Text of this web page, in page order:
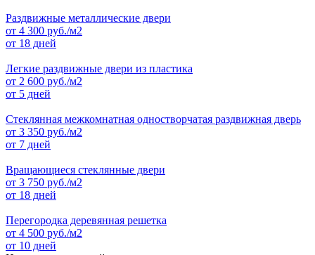
Раздвижные металлические двери
от 4 300 руб./м2
от 18 дней
Легкие раздвижные двери из пластика
от 2 600 руб./м2
от 5 дней
Стеклянная межкомнатная одностворчатая раздвижная дверь
от 3 350 руб./м2
от 7 дней
Вращающиеся стеклянные двери
от 3 750 руб./м2
от 18 дней
Перегородка деревянная решетка
от 4 500 руб./м2
от 10 дней